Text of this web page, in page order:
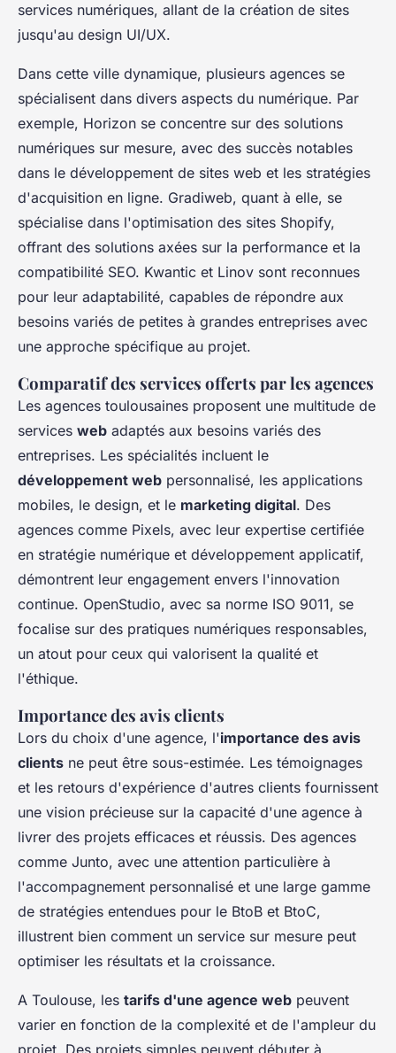
services numériques, allant de la création de sites
jusqu'au design UI/UX.
Dans cette ville dynamique, plusieurs agences se
spécialisent dans divers aspects du numérique. Par
exemple, Horizon se concentre sur des solutions
numériques sur mesure, avec des succès notables
dans le développement de sites web et les stratégies
d'acquisition en ligne. Gradiweb, quant à elle, se
spécialise dans l'optimisation des sites Shopify,
offrant des solutions axées sur la performance et la
compatibilité SEO. Kwantic et Linov sont reconnues
pour leur adaptabilité, capables de répondre aux
besoins variés de petites à grandes entreprises avec
une approche spécifique au projet.
Comparatif des services offerts par les agences
Les agences toulousaines proposent une multitude de
services web adaptés aux besoins variés des
entreprises. Les spécialités incluent le
développement web personnalisé, les applications
mobiles, le design, et le marketing digital. Des
agences comme Pixels, avec leur expertise certifiée
en stratégie numérique et développement applicatif,
démontrent leur engagement envers l'innovation
continue. OpenStudio, avec sa norme ISO 9011, se
focalise sur des pratiques numériques responsables,
un atout pour ceux qui valorisent la qualité et
l'éthique.
Importance des avis clients
Lors du choix d'une agence, l'importance des avis
clients ne peut être sous-estimée. Les témoignages
et les retours d'expérience d'autres clients fournissent
une vision précieuse sur la capacité d'une agence à
livrer des projets efficaces et réussis. Des agences
comme Junto, avec une attention particulière à
l'accompagnement personnalisé et une large gamme
de stratégies entendues pour le BtoB et BtoC,
illustrent bien comment un service sur mesure peut
optimiser les résultats et la croissance.
A Toulouse, les tarifs d'une agence web peuvent
varier en fonction de la complexité et de l'ampleur du